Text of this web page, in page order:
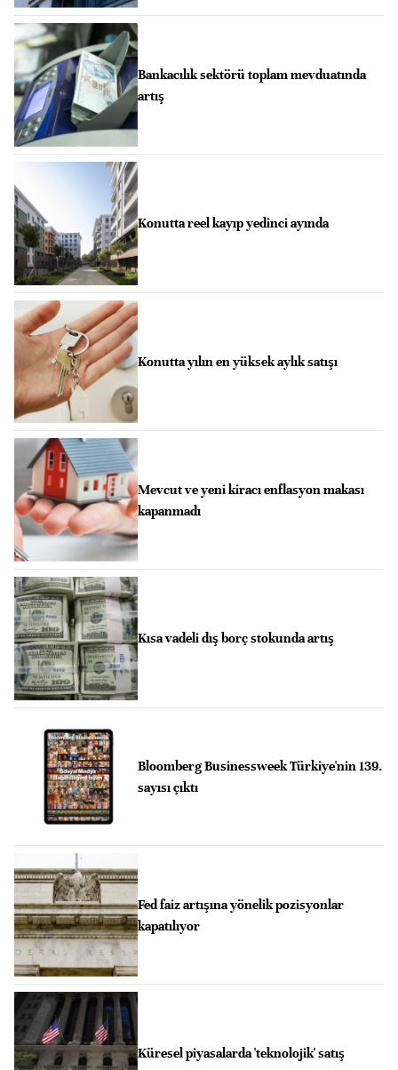
Bankacılık sektörü toplam mevduatında
artış
Konutta reel kayıp yedinci ayında
Konutta yılın en yüksek aylık satışı
Mevcut ve yeni kiracı enflasyon makası
kapanmadı
Kısa vadeli dış borç stokunda artış
Bloomberg Businessweek Türkiye'nin 139.
sayısı çıktı
Fed faiz artışına yönelik pozisyonlar
kapatılıyor
Küresel piyasalarda 'teknolojik' satış